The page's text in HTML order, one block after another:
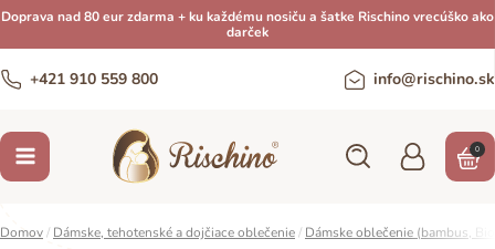
Doprava nad 80 eur zdarma + ku každému nosiču a šatke Rischino vrecúško ako
darček
+421 910 559 800 info@rischino.sk
0
Domov/ Dámske, tehotenské a dojčiace oblečenie/ Dámske oblečenie (bambus,